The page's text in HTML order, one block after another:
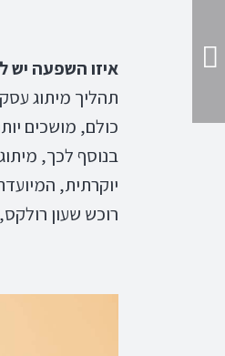
איזו השפעה יש
תהליך מיתוג
כולם, מושכים
בנוסף לכך,
יוקרתית,
רוכש שעון